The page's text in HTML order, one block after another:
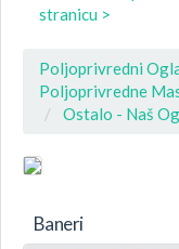
stranicu >
Poljoprivredni
Poljoprivredne
Ostalo - Naš
Baneri